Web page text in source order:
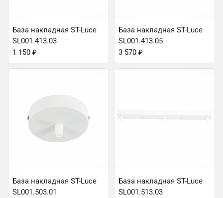
База накладная ST-Luce
SL001.413.03
1 150 ₽
База накладная ST-Luce
SL001.413.05
3 570 ₽
База накладная ST-Luce
SL001.503.01
База накладная ST-Luce
SL001.513.03